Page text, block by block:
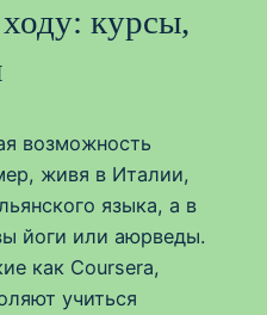
курсы,
возможность
живя в Италии,
языка, а в
йоги или аюрведы.
как Coursera,
учиться